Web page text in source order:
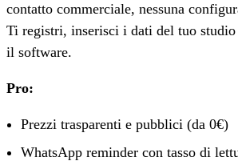
contatto commerciale, nessuna
Ti registri, inserisci i dati del tuo studio
il software.
Pro:
Prezzi trasparenti e pubblici (da 0€)
WhatsApp reminder con tasso di